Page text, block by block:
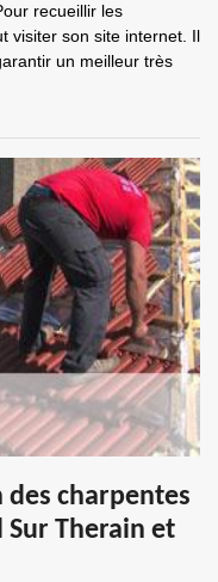
recueillir les
visiter son site internet. Il
un meilleur très
des charpentes
Therain et